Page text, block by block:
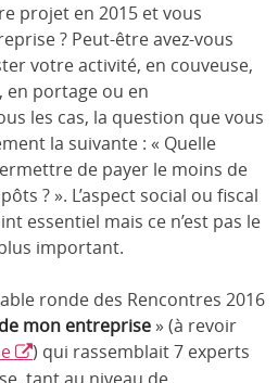
projet en 2015 et vous
? Peut-être avez-vous
votre activité, en couveuse,
en portage ou en
les cas, la question que vous
la suivante : « Quelle
de payer le moins de
? ». L’aspect social ou fiscal
essentiel mais ce n’est pas le
important.
ronde des Rencontres 2016
mon entreprise» (à revoir
) qui rassemblait 7 experts